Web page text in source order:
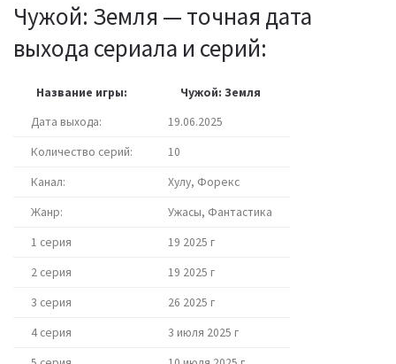
Чужой: Земля — точная дата
выхода сериала и серий:
Название игры:
Чужой: Земля
Дата выхода:
19.06.2025
Количество серий:
10
Канал:
Хулу, Форекс
Жанр:
Ужасы, Фантастика
1 серия
19 2025 г
2 серия
19 2025 г
3 серия
26 2025 г
4 серия
3 июля 2025 г